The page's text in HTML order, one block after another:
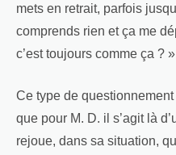
mets en retrait, parfois
comprends rien et ça me
c’est toujours comme ça ?
Ce type de
que pour M. D. il s’agit là
rejoue, dans sa situation,